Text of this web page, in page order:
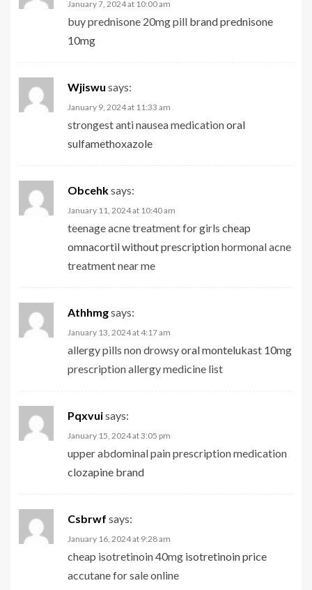
January 7, 2024 at 10:00 am
buy prednisone 20mg pill brand prednisone
10mg
Wjiswu says:
January 9, 2024 at 11:33 am
strongest anti nausea medicationoral
sulfamethoxazole
Obcehksays:
January 11, 2024 at 10:40 am
teenage acne treatment for girls cheap
omnacortil without prescriptionhormonal acne
treatment near me
Athhmgsays:
January 13, 2024 at 4:17 am
allergy pills non drowsyoral montelukast 10mg
prescription allergy medicine list
Pqxvuisays:
January 15, 2024 at 3:05 pm
upper abdominal pain prescription medication
clozapine brand
Csbrwf says:
January 16, 2024 at 9:28 am
cheap isotretinoin 40mg isotretinoin price
accutane for sale online